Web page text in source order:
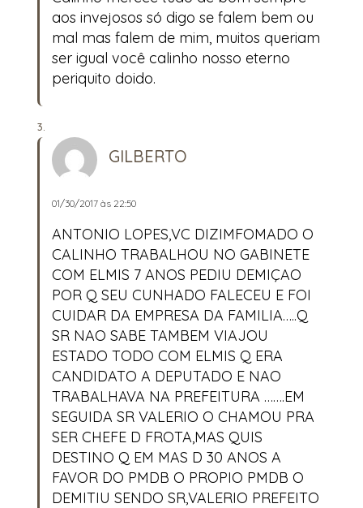
aos invejosos só digo se falem bem ou
mal mas falem de mim, muitos queriam
ser igual você calinho nosso eterno
periquito doido.
GILBERTO
01/30/2017 às 22:50
ANTONIO LOPES,VC DIZIMFOMADO O
CALINHO TRABALHOU NO GABINETE
COM ELMIS 7 ANOS PEDIU DEMIÇAO
POR Q SEU CUNHADO FALECEU E FOI
CUIDAR DA EMPRESA DA FAMILIA…..Q
SR NAO SABE TAMBEM VIAJOU
ESTADO TODO COM ELMIS Q ERA
CANDIDATO A DEPUTADO E NAO
TRABALHAVA NA PREFEITURA …….EM
SEGUIDA SR VALERIO O CHAMOU PRA
SER CHEFE D FROTA,MAS QUIS
DESTINO Q EM MAS D 30 ANOS A
FAVOR DO PMDB O PROPIO PMDB O
DEMITIU SENDO SR,VALERIO PREFEITO